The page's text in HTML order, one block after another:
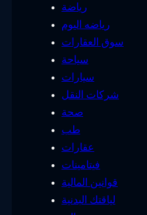
رياضة
رياضه اليوم
سوق العقارات
سياحة
سيارات
شركات النقل
صحة
طب
عقارات
فيتامينات
قوانين المالية
لياقتك البدنية